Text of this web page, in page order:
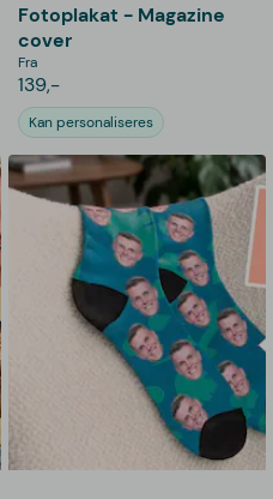
Fotoplakat - Magazine
cover
Fra
139,-
Kan personaliseres